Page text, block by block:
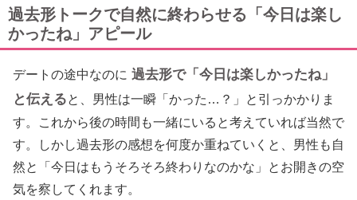
過去形トークで自然に終わらせる「今日は楽し
かったね」アピール
デートの途中なのに 過去形で「今日は楽しかったね」
と伝えると、男性は一瞬「かった…？」と引っかかりま
す。これから後の時間も一緒にいると考えていれば当然で
す。しかし過去形の感想を何度か重ねていくと、男性も自
然と「今日はもうそろそろ終わりなのかな」とお開きの空
気を察してくれます。